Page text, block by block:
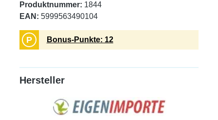
Produktnummer: 1844
EAN: 5999563490104
P Bonus-Punkte: 12
Hersteller